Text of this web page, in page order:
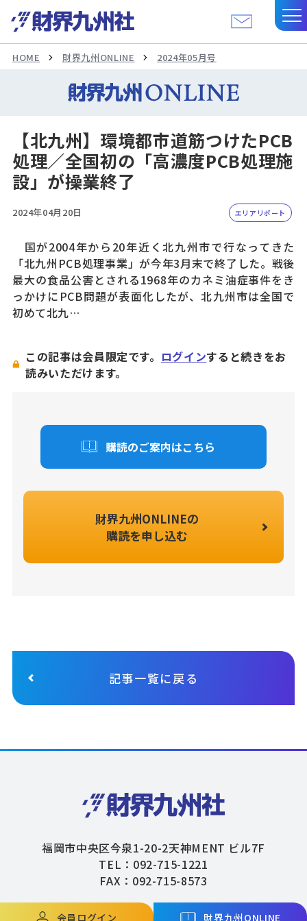
HOME 財界九州ONLINE 2024年05月号
【北九州】環境都市道筋つけたPCB
処理／全国初の「高濃度PCB処理施
設」が操業終了
2024年04月20日 エリアリポート
国が2004年から20年近く北九州市で行なってきた
「北九州PCB処理事業」が今年3月末で終了した。戦後
最大の食品公害とされる1968年のカネミ油症事件をき
っかけにPCB問題が表面化したが、北九州市は全国で
初めて北九…
この記事は会員限定です。 ログインすると続きをお
読みいただけます。
購読のご案内はこちら
財界九州ONLINEの
購読を申し込む
記事一覧に戻る
会員ログイン 財界九州ONLINE
福岡市中央区今泉1-20-2天神MENT ビル7F
TEL：092-715-1221
FAX：092-715-8573